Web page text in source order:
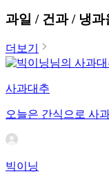
과일 / 건과 / 냉과
더보기
사과대추
오늘은 간식으로 사
빅이닝